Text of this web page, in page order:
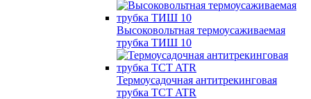
Высоковольтная термоусаживаемая
трубка ТИШ 10
Термоусадочная антитрекинговая
трубка TCT ATR